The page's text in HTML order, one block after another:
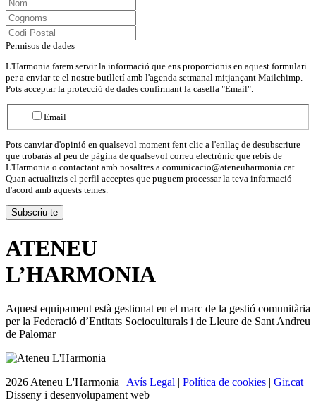
Permisos de dades
L'Harmonia farem servir la informació que ens proporcionis en aquest formulari
per a enviar-te el nostre butlletí amb l'agenda setmanal mitjançant Mailchimp.
Pots acceptar la protecció de dades confirmant la casella "Email".
Email
Pots canviar d'opinió en qualsevol moment fent clic a l'enllaç de desubscriure
que trobaràs al peu de pàgina de qualsevol correu electrònic que rebis de
L'Harmonia o contactant amb nosaltres a comunicacio@ateneuharmonia.cat.
Quan actualitzis el perfil acceptes que puguem processar la teva informació
d'acord amb aquests temes.
ATENEU
L’HARMONIA
Aquest equipament està gestionat en el marc de la gestió comunitària
per la Federació d’Entitats Socioculturals i de Lleure de Sant Andreu
de Palomar
2026 Ateneu L'Harmonia | Avís Legal | Política de cookies | Gir.cat
Disseny i desenvolupament web